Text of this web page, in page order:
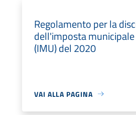
Regolamento per la
dell'imposta
(IMU) del 2020
VAI ALLA PAGINA